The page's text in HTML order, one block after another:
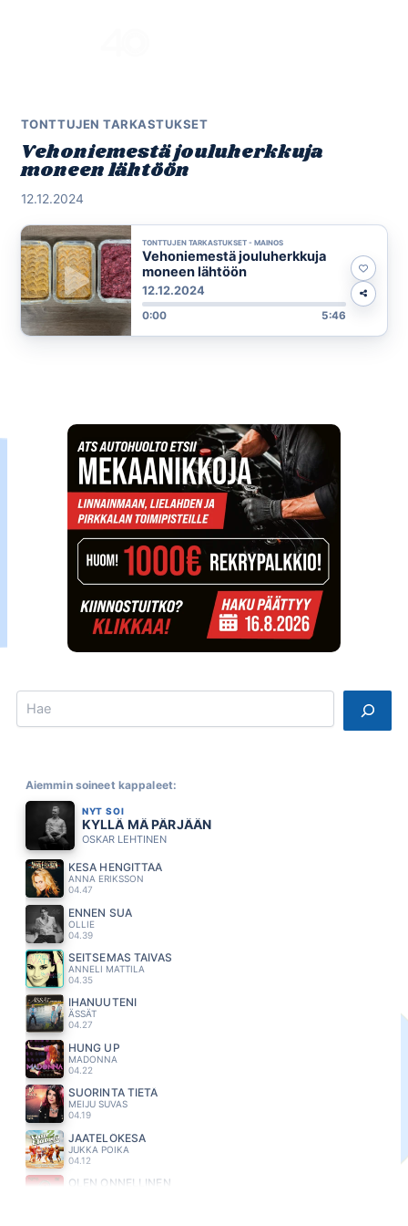
TONTTUJEN TARKASTUKSET
Vehoniemestä jouluherkkuja
moneen lähtöön
12.12.2024
TONTTUJEN TARKASTUKSET - MAINOS
Vehoniemestä jouluherkkuja
moneen lähtöön
12.12.2024
0:00 5:46
Search
Aiemmin soineet kappaleet:
NYT SOI
KYLLÄ MÄ PÄRJÄÄN
OSKAR LEHTINEN
KESA HENGITTÄÄ
ANNA ERIKSSON
04.47
ENNEN SUA
OLLIE
04.39
SEITSEMAS TAIVAS
ANNELI MATTILA
04.35
IHANUUTENI
ÄSSÄT
04.27
HUNG UP
MADONNA
04.22
SUORINTA TIETÄ
MEIJU SUVAS
04.19
JAATELÖKESA
JUKKA POIKA
04.12
OLEN ONNELLINEN